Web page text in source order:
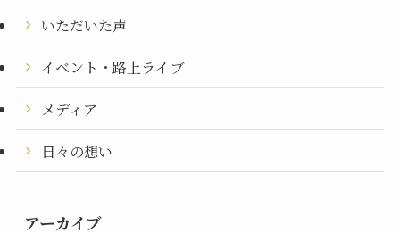
いただいた声
イベント・路上ライブ
メディア
日々の想い
アーカイブ